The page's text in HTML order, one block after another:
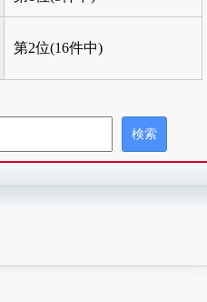
第2位(16件中)